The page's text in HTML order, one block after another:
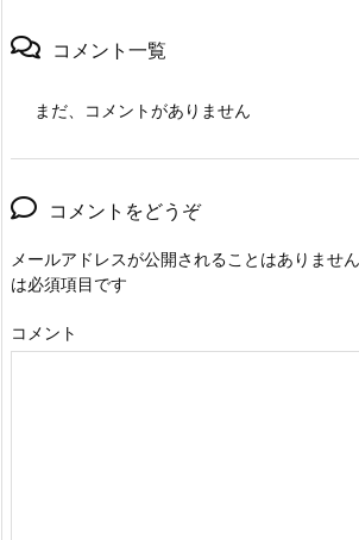
コメント一覧
まだ、コメントがありません
コメントをどうぞ
メールアドレスが公開されることはありません
は必須項目です
コメント